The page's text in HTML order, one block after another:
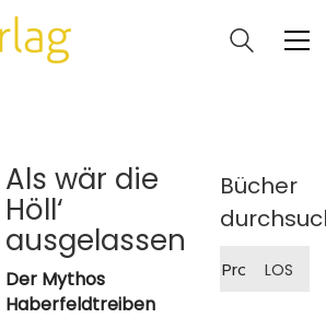
Als wär die
Höll‘
ausgelassen
Der Mythos
Haberfeldtreiben
Bücher
nach:
LOS